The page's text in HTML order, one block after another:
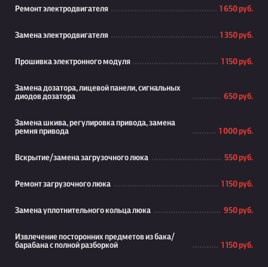
Ремонт электродвигателя 1 650 руб.
Замена электродвигателя 1 350 руб.
Прошивка электронного модуля 1 150 руб.
Замена дозатора, лицевой панели, сигнальных
диодов дозатора
650 руб.
Замена шкива, регулировка привода, замена
ремня привода
1 000 руб.
Вскрытие/замена загрузочного люка 550 руб.
Ремонт загрузочного люка 1 150 руб.
Замена уплотнительного кольца люка 950 руб.
Извлечение посторонних предметов из бака/
барабана с полной разборкой
1 150 руб.